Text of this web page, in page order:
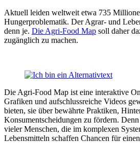
Aktuell leiden weltweit etwa 735
Hungerproblematik. Der Agrar- und
denn je. Die Agri-Food Map soll daher
zugänglich zu machen.
Die Agri-Food Map ist eine interaktive
Grafiken und aufschlussreiche Videos
bieten, sie über bewährte Praktiken,
Konsumentscheidungen zu fördern.
vieler Menschen, die im komplexen
Lebensmitteln schaffen Chancen für